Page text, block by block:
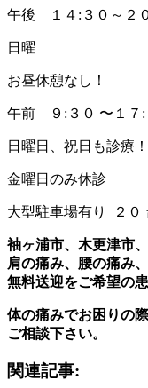
午後 １４:３０～２
日曜
お昼休憩なし！
午前 ９:３０ 〜１７
日曜日、祝日も診療！
金曜日のみ休診
大型駐車場有り ２０
袖ヶ浦市、木更津市
肩の痛み、腰の痛み
無料送迎をご希望の
体の痛みでお困りの
ご相談下さい。
関連記事: